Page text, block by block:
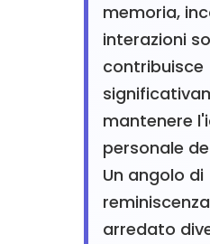
memoria,
interazioni
contribuisce
mantenere
personale
Un angolo di
arredato